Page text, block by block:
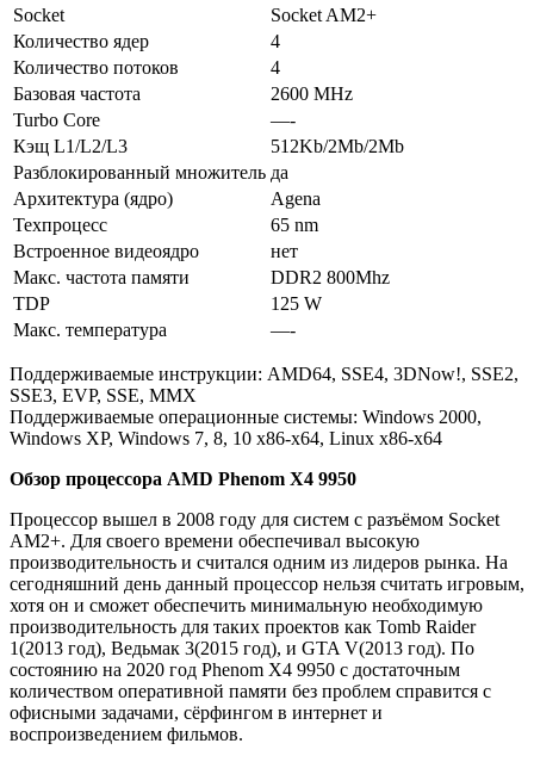
Socket
Socket AM2+
Количество ядер
4
Количество потоков
4
Базовая частота
2600 MHz
Turbo Core
—-
Кэщ L1/L2/L3
512Kb/2Mb/2Mb
Разблокированный множитель да
Архитектура (ядро)
Agena
Техпроцесс
65 nm
Встроенное видеоядро
нет
Макс. частота памяти
DDR2 800Mhz
TDP
125 W
Макс. температура
—-
Поддерживаемые инструкции: AMD64, SSE4, 3DNow!, SSE2,
SSE3, EVP, SSE, MMX
Поддерживаемые операционные системы: Windows 2000,
Windows XP, Windows 7, 8, 10 x86-x64, Linux x86-x64
Обзор процессора AMD Phenom X4 9950
Процессор вышел в 2008 году для систем с разъёмом Socket
AM2+. Для своего времени обеспечивал высокую
производительность и считался одним из лидеров рынка. На
сегодняшний день данный процессор нельзя считать игровым,
хотя он и сможет обеспечить минимальную необходимую
производительность для таких проектов как Tomb Raider
1(2013 год), Ведьмак 3(2015 год), и GTA V(2013 год). По
состоянию на 2020 год Phenom X4 9950 с достаточным
количеством оперативной памяти без проблем справится с
офисными задачами, сёрфингом в интернет и
воспроизведением фильмов.